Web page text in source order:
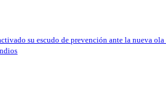
su escudo de prevención ante la nueva